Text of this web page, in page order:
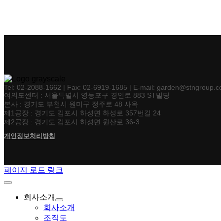
Tel: 02-2088-1662 | Fax: 02-6919-1685 | E-mail:
여의도센터 : 서울특별시 영등포구 경인로 883 ST빌딩
본사 : 경기도 부천시 원미구 정주로 48 사옥
제1공장 : 경기도 김포시 하성면 하성로 357번길 24
제2공장 : 경기도 김포시 하성면 원산로 36-3
개인정보처리방침
페이지 로드 링크
회사소개
회사소개
조직도